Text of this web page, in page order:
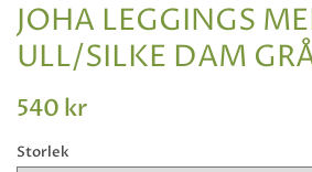
JOHA LEGGINGS
ULL/SILKE DAM
540 kr
Storlek